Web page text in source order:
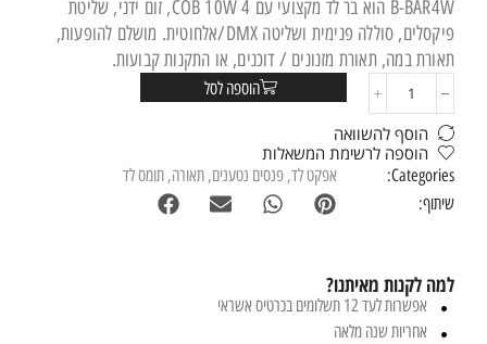
B-BAR4W הוא בר לד מקצועי עם 4 COB 10W, זום ידני, שליטת
פיקסלים, סוללה פנימית ושליטה DMX/אלחוטית. מושלם להופעות,
תאורת במה, תאורת מזנונים / דוכנים, או התקנות קבועות.
הוספה לסל
הוסף להשוואה
הוספה לרשימת המשאלות
Categories: אפקט לד, פנסים נטענים, תאורה, תומס לד
שיתוף:
למה לקנות מאיתנו?
אפשרות לעד 12 תשלומים בכרטיס אשראי
אחריות שנה מלאה